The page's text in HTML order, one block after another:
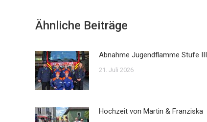
Ähnliche Beiträge
Abnahme Jugendflamme Stufe III
21. Juli 2026
Hochzeit von Martin & Franziska